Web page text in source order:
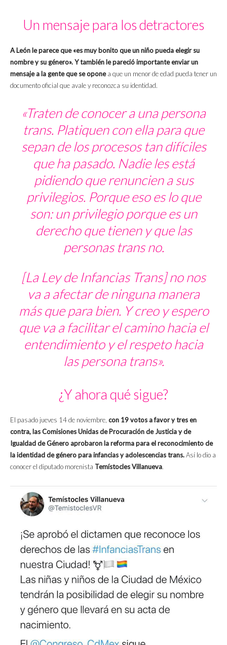
Un mensaje para los detractores
A León le parece que «es muy bonito que un niño pueda elegir su
nombre y su género». Y también le pareció importante enviar un
mensaje a la gente que se oponea que un menor de edad pueda tener un
documento oficial que avale y reconozca su identidad.
«Traten de conocer a una persona
trans. Platiquen con ella para que
sepan de los procesos tan difíciles
que ha pasado. Nadie les está
pidiendo que renuncien a sus
privilegios. Porque eso es lo que
son: un privilegio porque es un
derecho que tienen y que las
personas trans no.
[La Ley de Infancias Trans] no nos
va a afectar de ninguna manera
más que para bien. Y creo y espero
que va a facilitar el camino hacia el
entendimiento y el respeto hacia
las persona trans».
¿Y ahora qué sigue?
El pasado jueves 14 de noviembre, con 19 votos a favor y tres en
contra, las Comisiones Unidas de Procuración de Justicia y de
Igualdad de Género aprobaron la reforma para el reconocimiento de
la identidad de género para infancias y adolescencias trans.Así lo dio a
conocer el diputado morenista Temístocles Villanueva.